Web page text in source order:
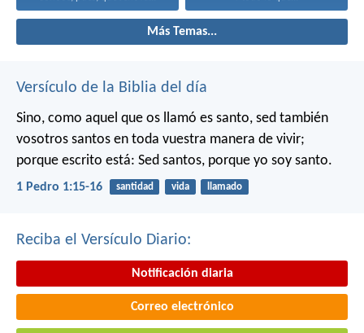
Más Temas...
Versículo de la Biblia del día
Sino, como aquel que os llamó es santo, sed también
vosotros santos en toda vuestra manera de vivir;
porque escrito está: Sed santos, porque yo soy santo.
1 Pedro 1:15-16 santidad vida llamado
Reciba el Versículo Diario:
Notificación diaria
Correo electrónico